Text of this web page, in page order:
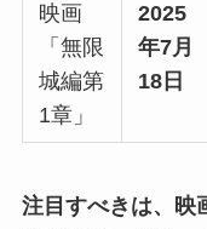
映画
「無限
城編第
1章」
2025
年7月
18日
注目すべきは、映